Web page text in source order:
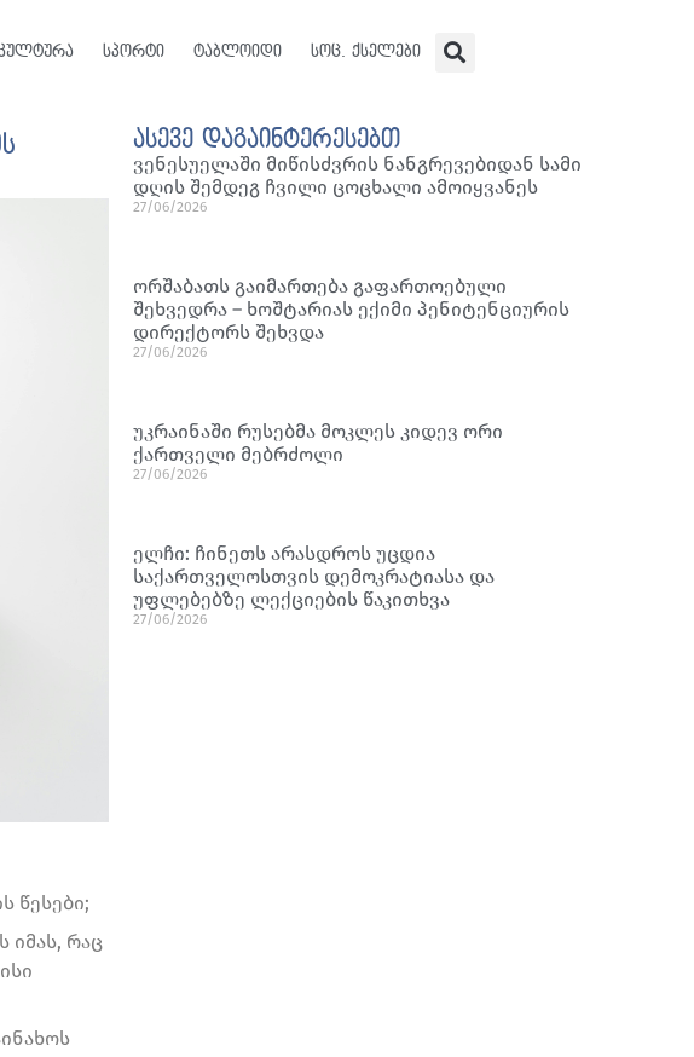
სპორტი ტაბლოიდი სოც. ქსელები
წესები;
იმას, რაც
ასევე დაგაინტერესებთ
ვენესუელაში მიწისძვრის ნანგრევებიდან სამი
დღის შემდეგ ჩვილი ცოცხალი ამოიყვანეს
27/06/2026
ორშაბათს გაიმართება გაფართოებული
შეხვედრა – ხოშტარიას ექიმი პენიტენციურის
დირექტორს შეხვდა
27/06/2026
უკრაინაში რუსებმა მოკლეს კიდევ ორი
ქართველი მებრძოლი
27/06/2026
ელჩი: ჩინეთს არასდროს უცდია
საქართველოსთვის დემოკრატიასა და
უფლებებზე ლექციების წაკითხვა
27/06/2026